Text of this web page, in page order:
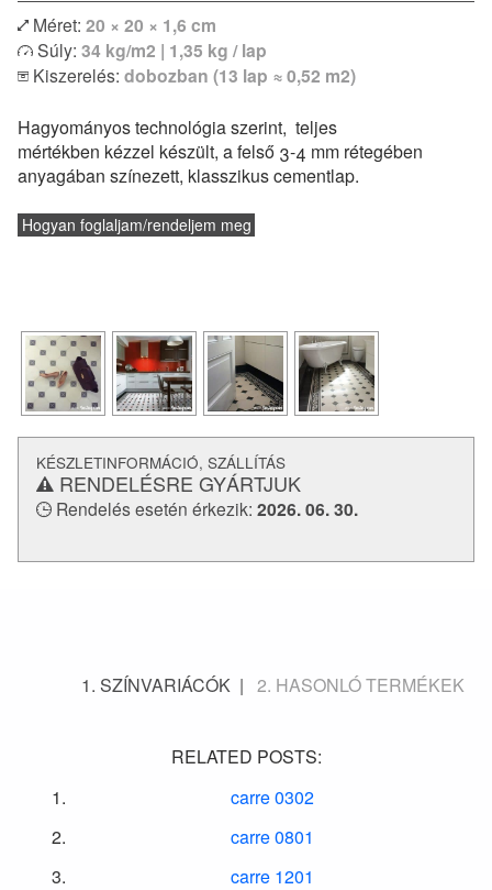
Méret: 20 × 20 × 1,6 cm
Súly: 34 kg/m2 | 1,35 kg / lap
Kiszerelés: dobozban (13 lap ≈ 0,52 m2)
Hagyományos technológia szerint, teljes
mértékben kézzel készült, a felső 3-4 mm rétegében
anyagában színezett, klasszikus cementlap.
Hogyan foglaljam/rendeljem meg
Egyszínű vagy bordűr lapokkal kombinálva izgalmas
egyedi kombinációk is megvalósíthatóak. Modern lakások
vagy klasszikus polgári otthonok hidegburkolataként
kombinálható, de konyhapultokhoz vagy fürdőszobák
falburkolatként is alkalmazható.
Vásárlás előtt feltétlenül tájékozódj a
lerakásról
KÉSZLETINFORMÁCIÓ, SZÁLLÍTÁS
RENDELÉSRE GYÁRTJUK
Rendelés esetén érkezik: 2026. 06. 30.
SZÍNVARIÁCÓK HASONLÓ TERMÉKEK
RELATED POSTS:
carre 0302
carre 0801
carre 1201